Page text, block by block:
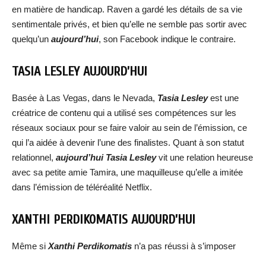
en matière de handicap. Raven a gardé les détails de sa vie
sentimentale privés, et bien qu’elle ne semble pas sortir avec
quelqu’un aujourd’hui, son Facebook indique le contraire.
TASIA LESLEY AUJOURD’HUI
Basée à Las Vegas, dans le Nevada, Tasia Lesleyest une
créatrice de contenu qui a utilisé ses compétences sur les
réseaux sociaux pour se faire valoir au sein de l’émission, ce
qui l’a aidée à devenir l’une des finalistes. Quant à son statut
relationnel, aujourd’hui Tasia Lesleyvit une relation heureuse
avec sa petite amie Tamira, une maquilleuse qu’elle a imitée
dans l’émission de téléréalité Netflix.
XANTHI PERDIKOMATIS AUJOURD’HUI
Même si Xanthi Perdikomatis n’a pas réussi à s’imposer